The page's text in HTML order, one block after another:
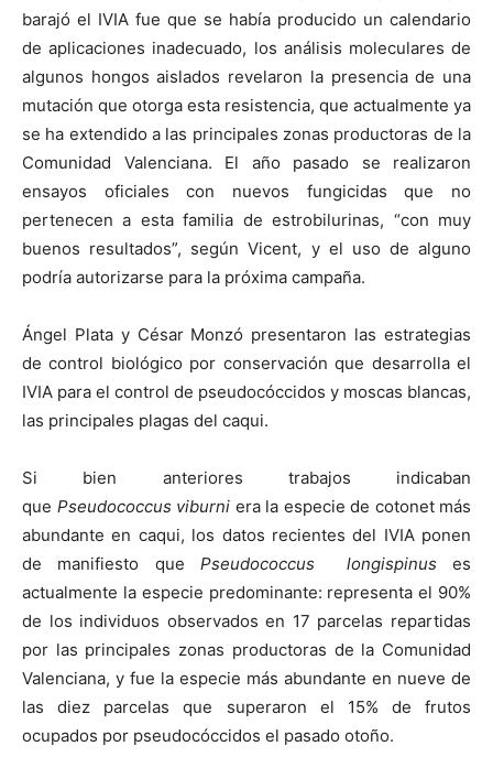
barajó el IVIA fue que se había producido un calendario
de aplicaciones inadecuado, los análisis moleculares de
algunos hongos aislados revelaron la presencia de una
mutación que otorga esta resistencia, que actualmente ya
se ha extendido a las principales zonas productoras de la
Comunidad Valenciana. El año pasado se realizaron
ensayos oficiales con nuevos fungicidas que no
pertenecen a esta familia de estrobilurinas, “con muy
buenos resultados”, según Vicent, y el uso de alguno
podría autorizarse para la próxima campaña.
Ángel Plata y César Monzó presentaron las estrategias
de control biológico por conservación que desarrolla el
IVIA para el control de pseudocóccidos y moscas blancas,
las principales plagas del caqui.
Si bien anteriores trabajos indicaban
que Pseudococcus viburni era la especie de cotonet más
abundante en caqui, los datos recientes del IVIA ponen
de manifiesto que Pseudococcus longispinus es
actualmente la especie predominante: representa el 90%
de los individuos observados en 17 parcelas repartidas
por las principales zonas productoras de la Comunidad
Valenciana, y fue la especie más abundante en nueve de
las diez parcelas que superaron el 15% de frutos
ocupados por pseudocóccidos el pasado otoño.